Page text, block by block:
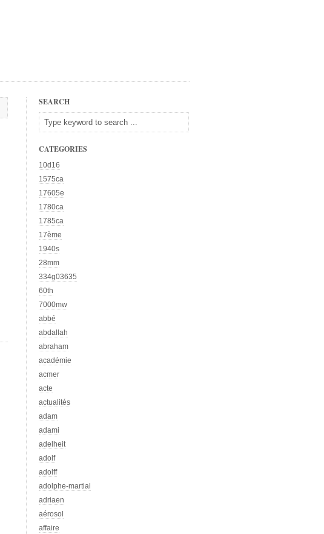
SEARCH
CATEGORIES
10d16
1575ca
17605e
1780ca
1785ca
17ème
1940s
28mm
334g03635
60th
7000mw
abbé
abdallah
abraham
académie
acmer
acte
actualités
adam
adami
adelheit
adolf
adolff
adolphe-martial
adriaen
aérosol
affaire